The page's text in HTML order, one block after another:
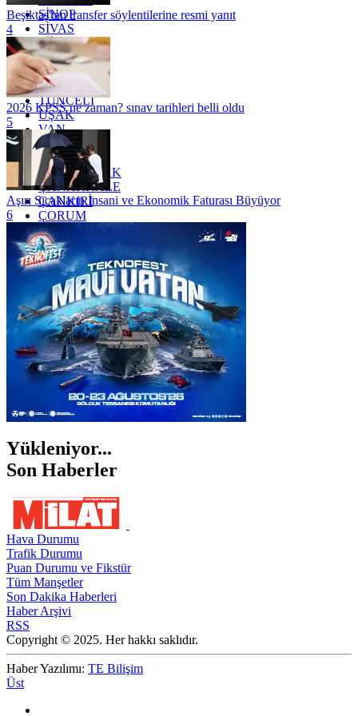
SİNOP
SİVAS
SİİRT
TEKİRDAĞ
TOKAT
TRABZON
TUNCELİ
UŞAK
VAN
YALOVA
YOZGAT
ZONGULDAK
ÇANAKKALE
ÇANKIRI
ÇORUM
İSTANBUL
İZMİR
ŞANLIURFA
ŞIRNAK
Beşiktaş'tan transfer söylentilerine resmi yanıt
4
2026 KPSS ne zaman? sınav tarihleri belli oldu
5
Aşırı Sıcakların İnsani ve Ekonomik Faturası Büyüyor
6
Yükleniyor...
Son Haberler
Hava Durumu
Trafik Durumu
Puan Durumu ve Fikstür
Tüm Manşetler
Son Dakika Haberleri
Haber Arşivi
RSS
Copyright © 2025. Her hakkı saklıdır.
Haber Yazılımı: TE Bilişim
Üst